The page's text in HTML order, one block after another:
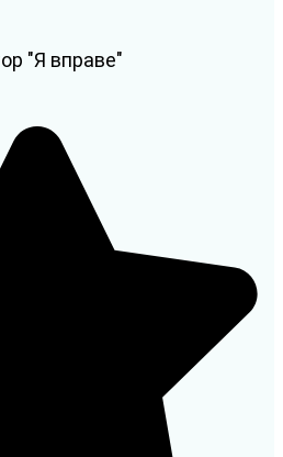
"Я вправе"